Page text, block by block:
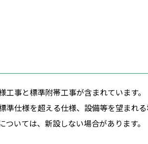
事と標準附帯工事が含まれています。
仕様を超える仕様、設備等を望まれる
いては、新設しない場合があります。